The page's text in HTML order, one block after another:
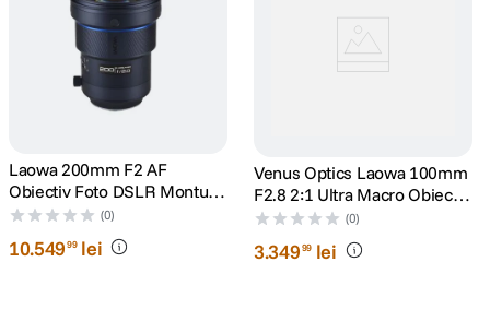
Laowa 200mm F2 AF
Obiectiv Foto DSLR Montura
EF
(0)
10.54999 lei
Venus Optics Laowa 100mm
F2.8 2:1 Ultra Macro Obiectiv
Foto DSLR Canon EF
(0)
3.34999 lei